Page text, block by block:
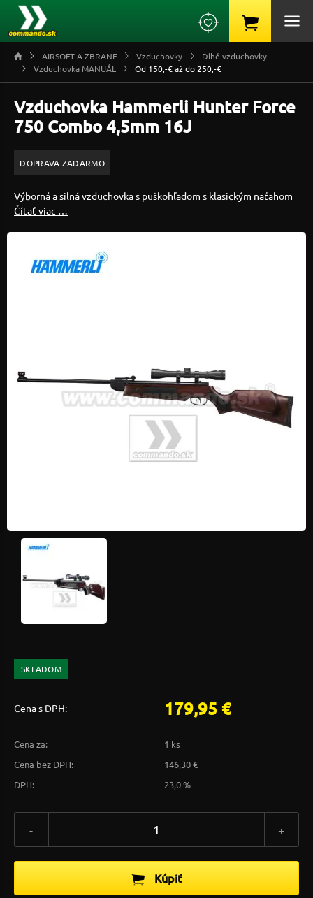
AIRSOFT A ZBRANE Vzduchovky
Dlhé vzduchovky
Vzduchovka MANUÁL
Od 150,-€ až do 250,-€
Vzduchovka Hammerli Hunter Force
750 Combo 4,5mm 16J
DOPRAVA ZADARMO
Výborná a silná vzduchovka s puškohľadom s klasickým naťahom
Čítať viac …
SKLADOM
Cena s DPH: 179,95 €
Cena za:
1 ks
Cena bez DPH:
146,30 €
DPH:
23,0 %
- +
Kúpiť